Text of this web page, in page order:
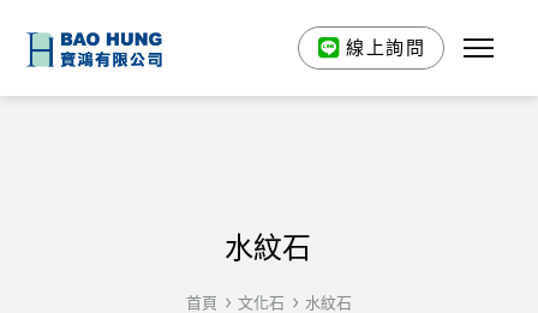
線上詢問
水紋石
首頁 文化石 水紋石